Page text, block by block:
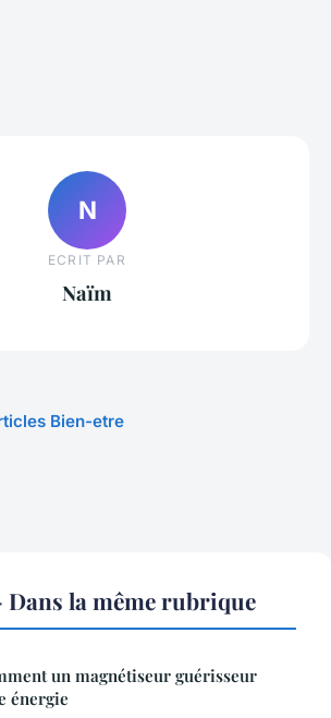
N
ECRIT PAR
Naïm
Bien-etre
la même rubrique
un magnétiseur guérisseur
énergie